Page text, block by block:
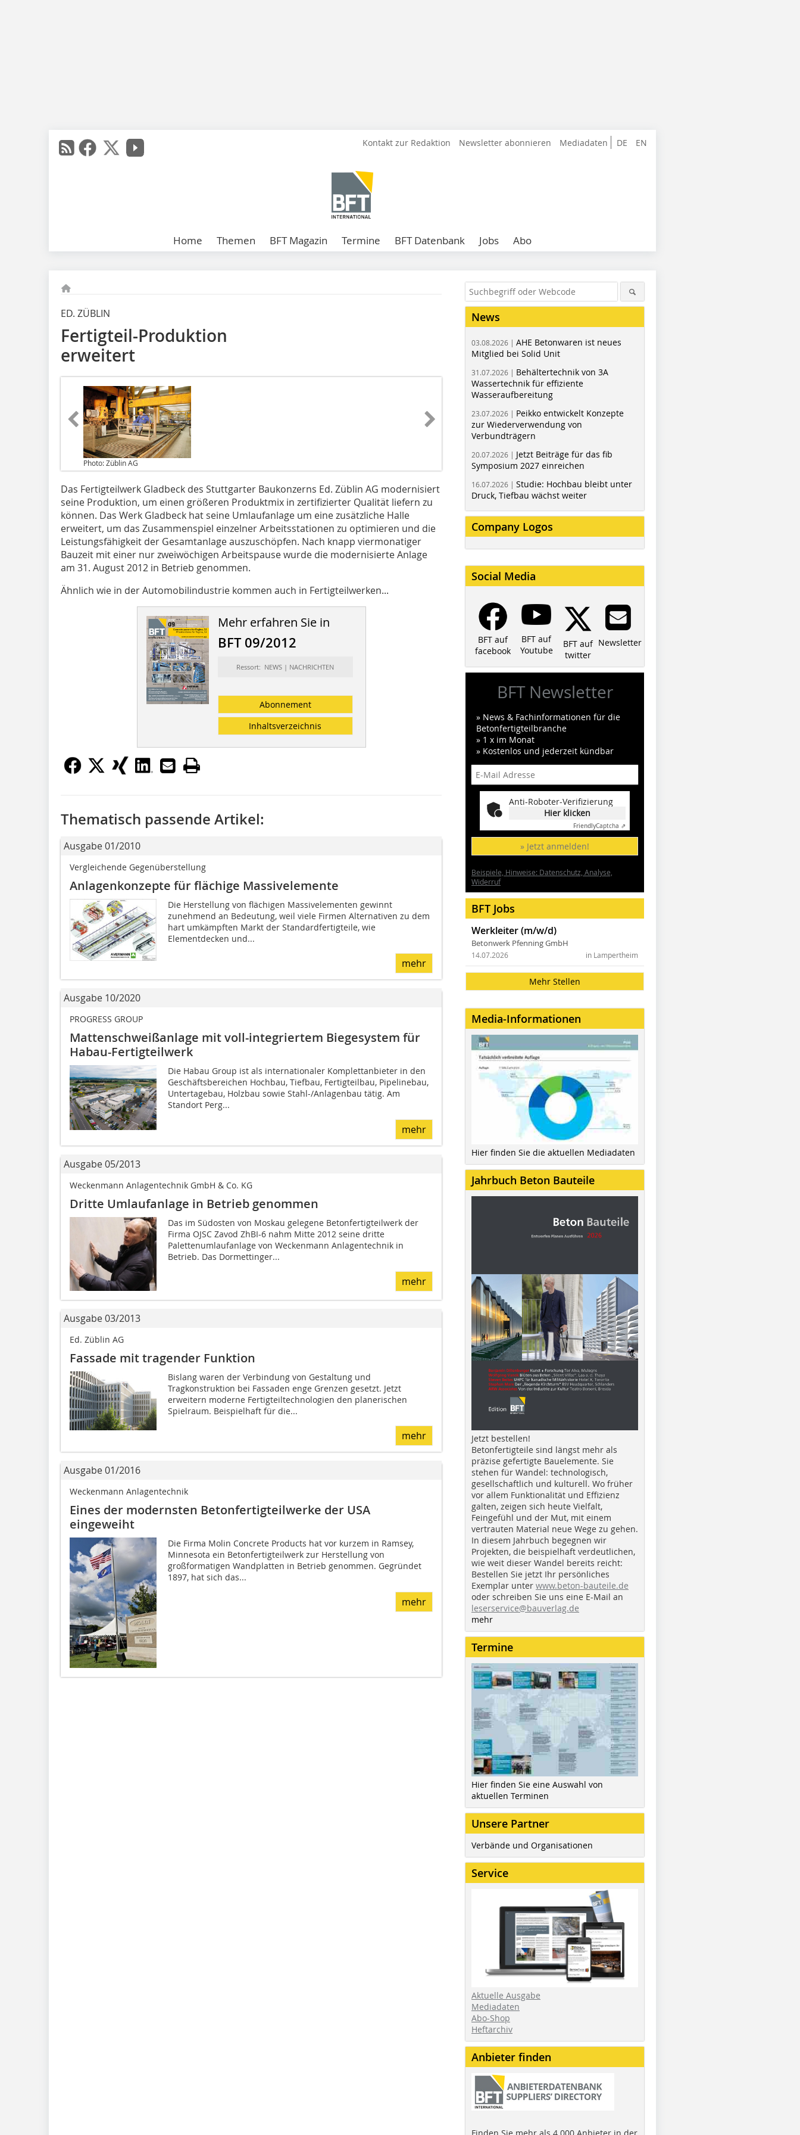
DE EN
Kontakt zur Redaktion Newsletter abonnieren Mediadaten
Home Themen BFT Magazin Termine BFT Datenbank Jobs Abo
ED. ZÜBLIN
Fertigteil-Produktion
erweitert
Photo: Züblin AG
Das Fertigteilwerk Gladbeck des Stuttgarter Baukonzerns Ed. Züblin AG modernisiert
seine Produktion, um einen größeren Produktmix in zertifizierter Qualität liefern zu
können. Das Werk Gladbeck hat seine Umlaufanlage um eine zusätzliche Halle
erweitert, um das Zusammenspiel einzelner Arbeitsstationen zu optimieren und die
Leistungsfähigkeit der Gesamtanlage auszuschöpfen. Nach knapp viermonatiger
Bauzeit mit einer nur zweiwöchigen Arbeitspause wurde die modernisierte Anlage
am 31. August 2012 in Betrieb genommen.
Ähnlich wie in der Automobilindustrie kommen auch in Fertigteilwerken...
Mehr erfahren Sie in
BFT 09/2012
Ressort: NEWS | NACHRICHTEN
Abonnement
Inhaltsverzeichnis
Thematisch passende Artikel:
Ausgabe 01/2010
Vergleichende Gegenüberstellung
Anlagenkonzepte für flächige Massivelemente
Die Herstellung von flächigen Massivelementen gewinnt
zunehmend an Bedeutung, weil viele Firmen Alternativen zu dem
hart umkämpften Markt der Standardfertigteile, wie
Elementdecken und...
mehr
Ausgabe 10/2020
PROGRESS GROUP
Mattenschweißanlage mit voll-integriertem Biegesystem für
Habau-Fertigteilwerk
Die Habau Group ist als internationaler Komplettanbieter in den
Geschäftsbereichen Hochbau, Tiefbau, Fertigteilbau, Pipelinebau,
Untertagebau, Holzbau sowie Stahl-/Anlagenbau tätig. Am
Standort Perg...
mehr
Ausgabe 05/2013
Weckenmann Anlagentechnik GmbH & Co. KG
Dritte Umlaufanlage in Betrieb genommen
Das im Südosten von Moskau gelegene Betonfertigteilwerk der
Firma OJSC Zavod ZhBI-6 nahm Mitte 2012 seine dritte
Palettenumlaufanlage von Weckenmann Anlagentechnik in
Betrieb. Das Dormettinger...
mehr
Ausgabe 03/2013
Ed. Züblin AG
Fassade mit tragender Funktion
Bislang waren der Verbindung von Gestaltung und
Tragkonstruktion bei Fassaden enge Grenzen gesetzt. Jetzt
erweitern moderne Fertigteiltechnologien den planerischen
Spielraum. Beispielhaft für die...
mehr
Ausgabe 01/2016
Weckenmann Anlagentechnik
Eines der modernsten Betonfertigteilwerke der USA
eingeweiht
Die Firma Molin Concrete Products hat vor kurzem in Ramsey,
Minnesota ein Betonfertigteilwerk zur Herstellung von
großformatigen Wandplatten in Betrieb genommen. Gegründet
1897, hat sich das...
mehr
News
03.08.2026 | AHE Betonwaren ist neues
Mitglied bei Solid Unit
31.07.2026 | Behältertechnik von 3A
Wassertechnik für effiziente
Wasseraufbereitung
23.07.2026 | Peikko entwickelt Konzepte
zur Wiederverwendung von
Verbundträgern
20.07.2026 | Jetzt Beiträge für das fib
Symposium 2027 einreichen
16.07.2026 | Studie: Hochbau bleibt unter
Druck, Tiefbau wächst weiter
Company Logos
Social Media
BFT auf
facebook
BFT auf
Youtube
BFT auf
twitter
Newsletter
BFT Newsletter
» News & Fachinformationen für die
Betonfertigteilbranche
» 1 x im Monat
» Kostenlos und jederzeit kündbar
Anti-Roboter-Verifizierung
Hier klicken
FriendlyCaptcha ⇗
» Jetzt anmelden!
Beispiele, Hinweise: Datenschutz, Analyse,
Widerruf
BFT Jobs
Werkleiter (m/w/d)
Betonwerk Pfenning GmbH
in Lampertheim
14.07.2026
Mehr Stellen
Media-Informationen
Hier finden Sie die aktuellen Mediadaten
Jahrbuch Beton Bauteile
Jetzt bestellen!
Betonfertigteile sind längst mehr als
präzise gefertigte Bauelemente. Sie
stehen für Wandel: technologisch,
gesellschaftlich und kulturell. Wo früher
vor allem Funktionalität und Effizienz
galten, zeigen sich heute Vielfalt,
Feingefühl und der Mut, mit einem
vertrauten Material neue Wege zu gehen.
In diesem Jahrbuch begegnen wir
Projekten, die beispielhaft verdeutlichen,
wie weit dieser Wandel bereits reicht:
Bestellen Sie jetzt Ihr persönliches
Exemplar unter www.beton-bauteile.de
oder schreiben Sie uns eine E-Mail an
leserservice@bauverlag.de
mehr
Termine
Hier finden Sie eine Auswahl von
aktuellen Terminen
Unsere Partner
Verbände und Organisationen
Service
Aktuelle Ausgabe
Mediadaten
Abo-Shop
Heftarchiv
Anbieter finden